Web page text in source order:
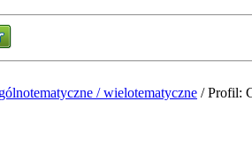
/ wielotematyczne /Profil: